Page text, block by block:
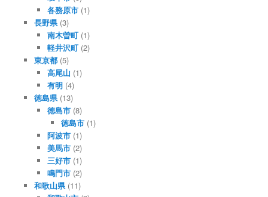
各務原市 (1)
長野県(3)
南木曽町 (1)
軽井沢町 (2)
東京都(5)
高尾山 (1)
有明 (4)
徳島県(13)
徳島市 (8)
徳島市(1)
阿波市 (1)
美馬市 (2)
三好市 (1)
鳴門市 (2)
和歌山県(11)